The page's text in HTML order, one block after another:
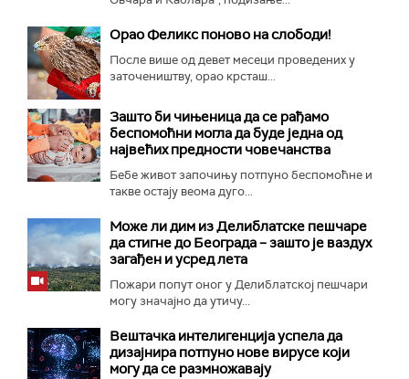
Орао Феликс поново на слободи!
После више од девет месеци проведених у
заточеништву, орао крсташ...
Зашто би чињеница да се рађамо
беспомоћни могла да буде једна од
највећих предности човечанства
Бебе живот започињу потпуно беспомоћне и
такве остају веома дуго...
Може ли дим из Делиблатске пешчаре
да стигне до Београда – зашто је ваздух
загађен и усред лета
Пожари попут оног у Делиблатској пешчари
могу значајно да утичу...
Вештачка интелигенција успела да
дизајнира потпуно нове вирусе који
могу да се размножавају